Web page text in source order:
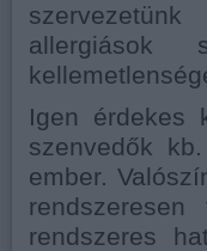
allergiások
Igen érdekes
szenvedők
ember.
rendszeres